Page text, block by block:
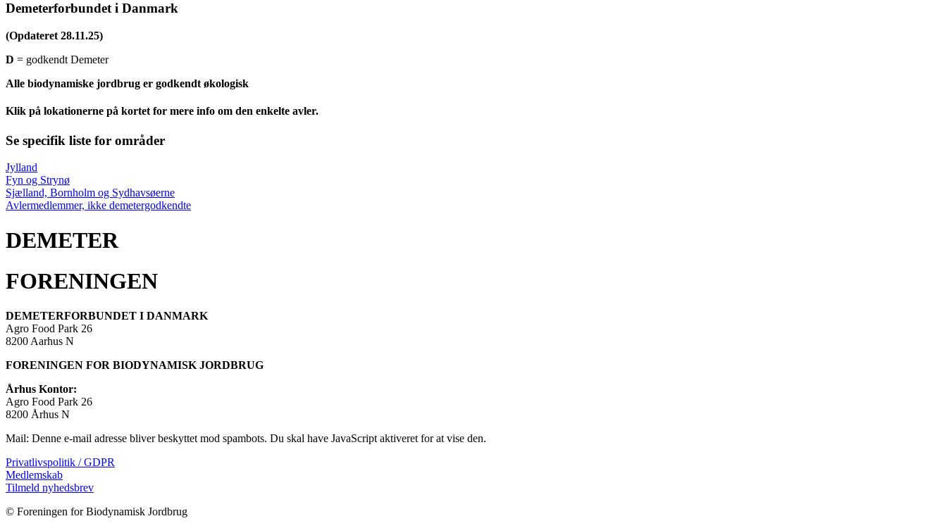
Demeterforbundet i Danmark
(Opdateret 28.11.25)
D = godkendt Demeter
Alle biodynamiske jordbrug er godkendt økologisk
Klik på lokationerne på kortet for mere info om den enkelte avler.
Se specifik liste for områder
Jylland
Fyn og Strynø
Sjælland, Bornholm og Sydhavsøerne
Avlermedlemmer, ikke demetergodkendte
DEMETER
FORENINGEN
DEMETERFORBUNDET I DANMARK
Agro Food Park 26
8200 Aarhus N
FORENINGEN FOR BIODYNAMISK JORDBRUG
Århus Kontor:
Agro Food Park 26
8200 Århus N
Mail: Denne e-mail adresse bliver beskyttet mod spambots. Du skal have JavaScript aktiveret for at vise den.
Privatlivspolitik / GDPR
Medlemskab
Tilmeld nyhedsbrev
© Foreningen for Biodynamisk Jordbrug